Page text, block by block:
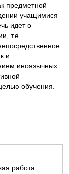
предметной
учащимися
идет о
т.е.
и
иноязычных
обучения.
работа